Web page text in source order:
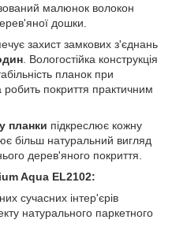
малюнок волокон
дошки.
захист замкових з'єднань
. Вологостійка конструкція
планок при
робить покриття практичним
планки підкреслює кожну
більш натуральний вигляд
дерев'яного покриття.
Aqua EL2102:
сучасних інтер'єрів
натурального паркетного